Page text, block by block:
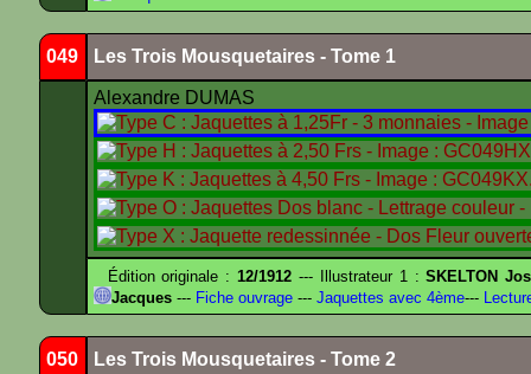
049 Les Trois Mousquetaires - Tome 1
Alexandre DUMAS
Édition originale :12/1912 --- Illustrateur 1 :SKELTON
Jacques --- Fiche ouvrage --- Jaquettes avec 4ème---
050 Les Trois Mousquetaires - Tome 2